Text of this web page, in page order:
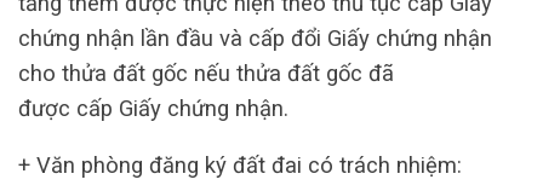
chứng nhận lần đầu và cấp đổi Giấy chứng nhận
cho thửa đất gốc nếu thửa đất gốc đã
được cấp Giấy chứng nhận.
+ Văn phòng đăng ký đất đai có trách nhiệm: